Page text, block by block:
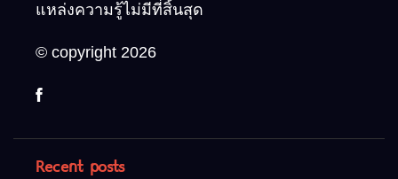
แหล่งความรู้ไม่มีที่สิ้นสุด
© copyright 2026
Recent posts